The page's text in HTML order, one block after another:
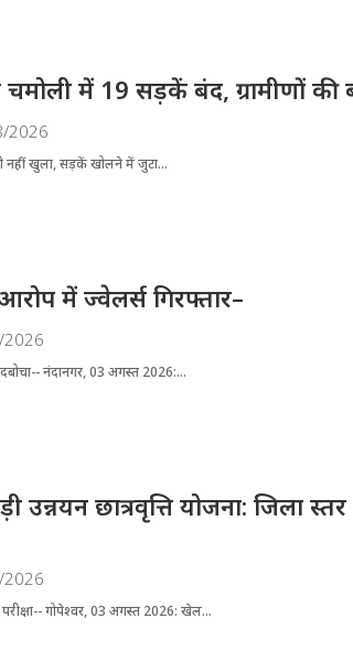
में 19 सड़कें बंद, ग्रामीणों की
2026
भी नहीं खुला, सड़कें खोलने में जुटा...
में ज्वेलर्स गिरफ्तार–
नंदानगर, 03 अगस्त 2026:...
उन्नयन छात्रवृत्ति योजना: जिला
परीक्षा-- गोपेश्वर, 03 अगस्त 2026: खेल...